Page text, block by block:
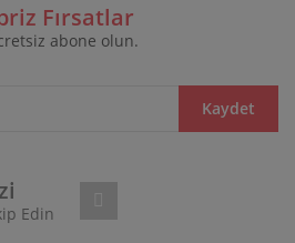
Yorum Yaz
bozuk veya görüntülenemiyor.
bulunuyor.
Fırsatlar
abone olun.
Kaydet
Edin